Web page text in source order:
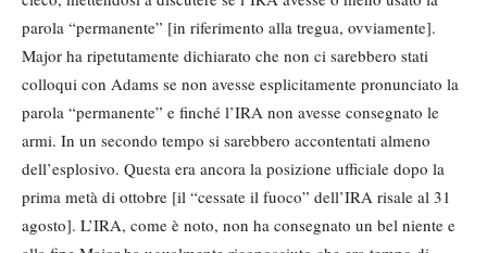
parola “permanente” [in riferimento alla tregua, ovviamente].
Major ha ripetutamente dichiarato che non ci sarebbero stati
colloqui con Adams se non avesse esplicitamente pronunciato la
parola “permanente” e finché l’IRA non avesse consegnato le
armi. In un secondo tempo si sarebbero accontentati almeno
dell’esplosivo. Questa era ancora la posizione ufficiale dopo la
prima metà di ottobre [il “cessate il fuoco” dell’IRA risale al 31
agosto]. L’IRA, come è noto, non ha consegnato un bel niente e